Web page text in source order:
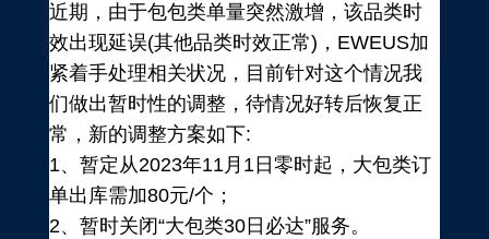
近期，由于包包类单量突然激增，该品类时
效出现延误(其他品类时效正常)，EWEUS加
紧着手处理相关状况，目前针对这个情况我
们做出暂时性的调整，待情况好转后恢复正
常，新的调整方案如下:
1、暂定从2023年11月1日零时起，大包类订
单出库需加80元/个；
2、暂时关闭“大包类30日必达”服务。